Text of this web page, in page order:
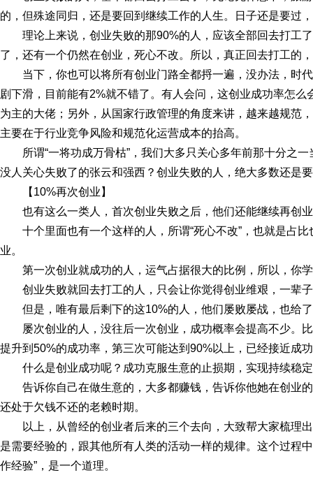
的，但殊途同归，还是要回到继续工作的人生。日子还是要过
理论上来说，创业失败的那90%的人，应该全部回去打工
了，还有一个仍然在创业，死心不改。所以，真正回去打工的
当下，你也可以将所有创业门路全都捋一遍，没办法，时
剧下滑，目前能有2%就不错了。有人会问，这创业成功率怎
为主的大佬；另外，从国家行政管理的角度来讲，越来越规范
主要在于行业竞争风险和规范化运营成本的抬高。
所谓“一将功成万骨枯”，我们大多只关心多年前那十分之
没人关心失败了的张云和强西？创业失败的人，绝大多数还是
【10%再次创业】
也有这么一类人，首次创业失败之后，他们还能继续再创
十个里面也有一个这样的人，所谓“死心不改”，也就是占
业。
第一次创业就成功的人，运气占据很大的比例，所以，你
创业失败就回去打工的人，只会让你觉得创业维艰，一辈
但是，唯有最后剩下的这10%的人，他们屡败屡战，也给
屡次创业的人，没往后一次创业，成功概率会提高不少。
提升到50%的成功率，第三次可能达到90%以上，已经接近成
什么是创业成功呢？成功克服生意的止损期，实现持续稳
告诉你自己在做生意的，大多都赚钱，告诉你他她在创业
还处于欠钱不还的老赖时期。
以上，从曾经的创业者后来的三个去向，大致帮大家梳理
是需要经验的，跟其他所有人类的活动一样的规律。这个过程
作经验”，是一个道理。